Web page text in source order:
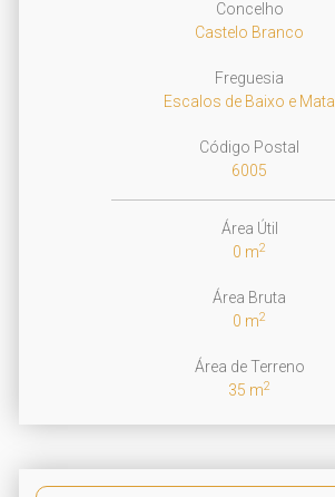
Concelho
Castelo Branco
Freguesia
Escalos de Baixo e Mata
Código Postal
6005
Área Útil
0 m2
Área Bruta
0 m2
Área de Terreno
35 m2